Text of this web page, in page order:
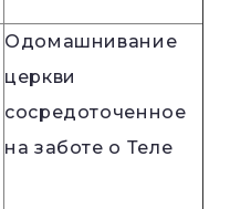
Одомашнивание
церкви
сосредоточенное
на заботе о Теле